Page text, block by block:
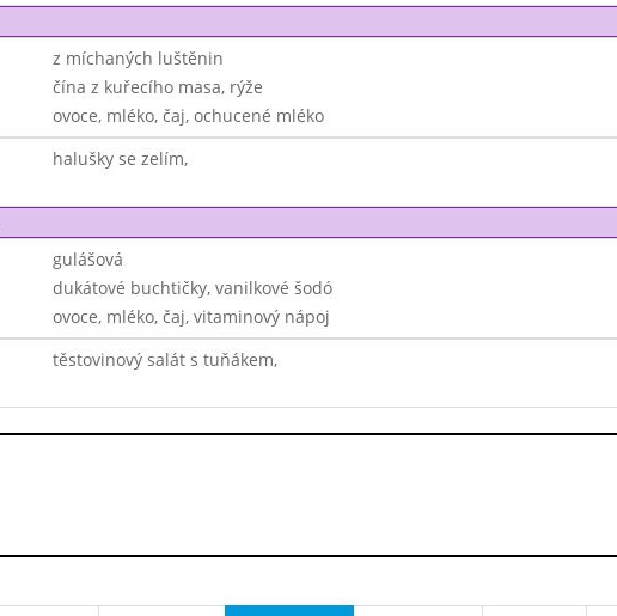
z míchaných luštěnin
čína z kuřecího masa, rýže
ovoce, mléko, čaj, ochucené mléko
halušky se zelím,
gulášová
dukátové buchtičky, vanilkové šodó
ovoce, mléko, čaj, vitaminový nápoj
těstovinový salát s tuňákem,